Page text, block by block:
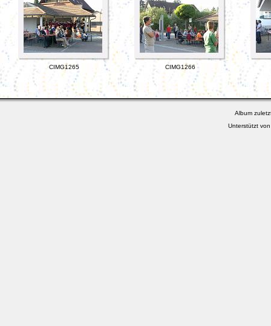
CIMG1265 CIMG1266
Album
Unterstützt